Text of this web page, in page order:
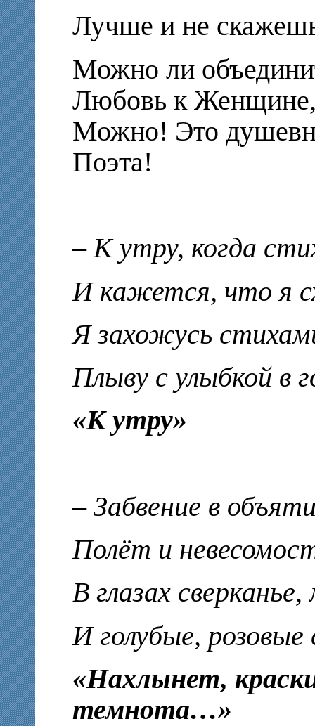
Лучше и не
Можно ли
Любовь к
Можно! Это
Поэта!
– К утру, когда
И кажется, что я
Я захожусь
Плыву с улыбкой в
«К утру»
– Забвение в
Полёт и
В глазах
И голубые,
«Нахлынет,
темнота…»